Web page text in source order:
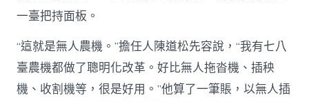
包
得
網〉
中
一臺把持面板。
“這就是無人農機。”擔任人陳道松先容說，“我有七八
臺農機都做了聰明化改革。好比無人拖沓機、插秧
機、收割機等，很是好用。”他算了一筆賬，以無人插